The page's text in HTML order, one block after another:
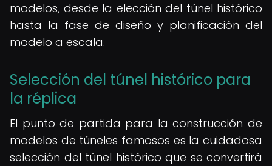
modelos, desde la elección del túnel histórico
hasta la fase de diseño y planificación del
modelo a escala.
Selección del túnel histórico para
la réplica
El punto de partida para la construcción de
modelos de túneles famosos es la cuidadosa
selección del túnel histórico que se convertirá